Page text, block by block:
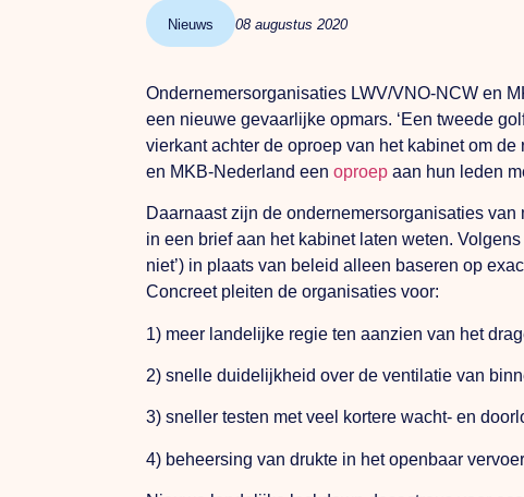
Nieuws 08 augustus 2020
Ondernemersorganisaties LWV/VNO-NCW en
een nieuwe gevaarlijke opmars. ‘Een tweede
vierkant achter de oproep van het kabinet om
en MKB-Nederland eenoproep aan hun leden
Daarnaast zijn de ondernemersorganisaties
in een brief aan het kabinet laten weten.
niet’) in plaats van beleid alleen baseren op
Concreet pleiten de organisaties voor:
1) meer landelijke regie ten aanzien van het
2) snelle duidelijkheid over de ventilatie van
3) sneller testen met veel kortere wacht- en
4) beheersing van drukte in het openbaar